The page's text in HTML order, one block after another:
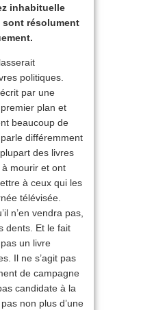
inhabituelle
résolument
politiques.
par une
plan et
beaucoup de
différemment
des livres
mourir et ont
à ceux qui les
télévisée.
n’en vendra pas,
dents. Et le fait
un livre
Il ne s’agit pas
de campagne
candidate à la
non plus d’une